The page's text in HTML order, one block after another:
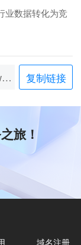
业数据转化为竞
https://pay.china35.com/news/content/454.html 复制链接
旅！
域名注册